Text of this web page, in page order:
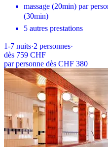
massage (20min) par
(30min)
5 autres prestations
1-7 nuits·2 personnes·
dès 759 CHF
par personne dès CHF 380